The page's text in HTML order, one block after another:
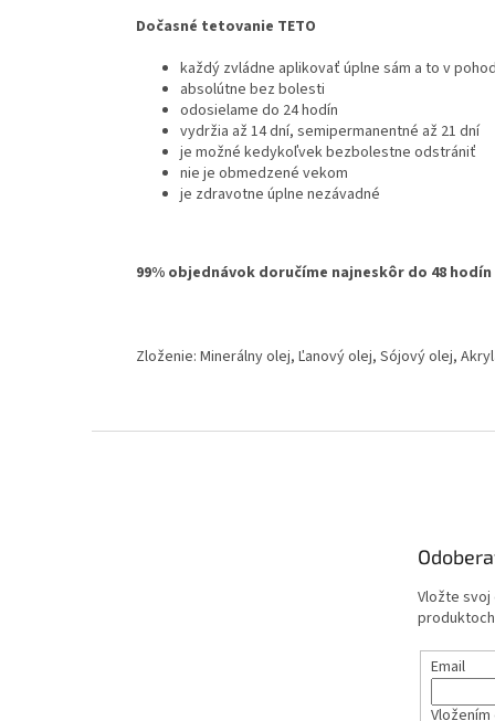
Dočasné tetovanie TETO
každý zvládne aplikovať úplne sám a to v
absolútne bez bolesti
odosielame do 24 hodín
vydržia až 14 dní, semipermanentné až 21 dní
je možné kedykoľvek bezbolestne odstrániť
nie je obmedzené vekom
je zdravotne úplne nezávadné
99% objednávok doručíme najneskôr do 48 hodín
Zloženie: Minerálny olej, Ľanový olej, Sójový olej,
Vložte svoj
Email